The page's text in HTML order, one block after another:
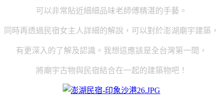
可以非常貼近細細品味老師傅精湛的手藝。
同時再透過民宿女主人詳細的解說，可以對於澎湖廟宇建築，
有更深入的了解及認識。我想這應該是全台灣第一間，
將廟宇古物與民宿結合在一起的建築物吧！